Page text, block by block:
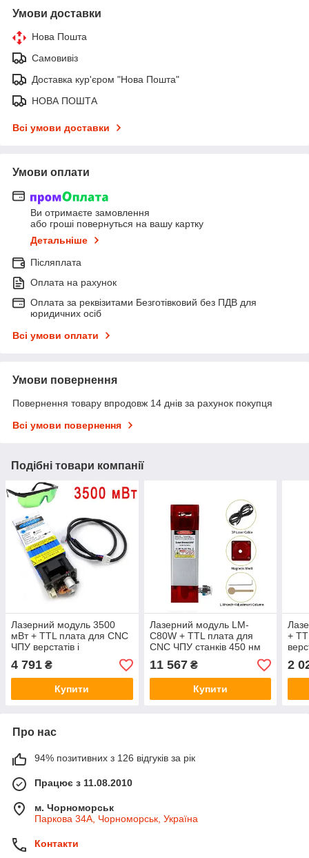
Умови доставки
Нова Пошта
Самовивіз
Доставка кур'єром "Нова Пошта"
НОВА ПОШТА
Всі умови доставки
Умови оплати
Ви отримаєте замовлення
або гроші повернуться на вашу картку
Детальніше
Післяплата
Оплата на рахунок
Оплата за реквізитами Безготівковий без ПДВ для
юридичних осіб
Всі умови оплати
Умови повернення
Повернення товару впродовж 14 днів за рахунок покупця
Всі умови повернення
Подібні товари компанії
Лазерний модуль 3500
мВт + TTL плата для CNC
ЧПУ верстатів і
гравірувальних машин 3.5
Вт 450 нм
4 791 ₴
Купити
Лазерний модуль LM-
C80W + TTL плата для
CNC ЧПУ станків 450 нм
11 567₴
Купити
+
2
Про нас
94% позитивних з 126 відгуків за рік
Працює з 11.08.2010
м. Чорноморськ
Паркова 34А, Чорноморськ, Україна
Контакти